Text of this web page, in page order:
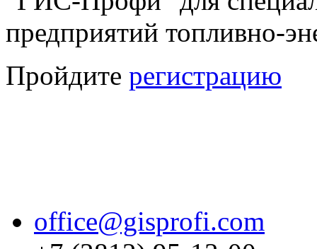
предприятий топливно-
Пройдите регистрацию
office@gisprofi.com